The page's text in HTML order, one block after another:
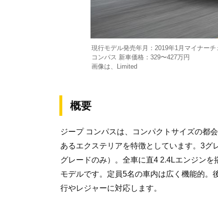
現行モデル発売年月：2019年1月マイナーチ
コンパス 新車価格：329〜427万円
画像は、Limited
概要
ジープ コンパスは、コンパクトサイズの都
あるエクステリアを特徴としています。3
グレードのみ）。全車に直4 2.4Lエンジン
モデルです。定員5名の車内は広く機能的。
行やレジャーに対応します。